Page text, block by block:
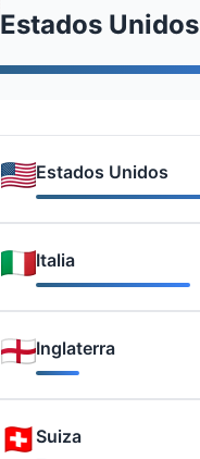
Estados Unidos
Estados Unidos
Italia
Inglaterra
Suiza